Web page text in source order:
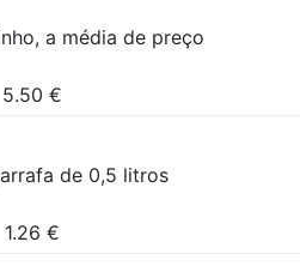
a média de preço
5.50 €
de 0,5 litros
1.26 €